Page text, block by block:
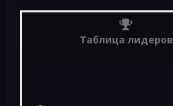
Таблица лидеров